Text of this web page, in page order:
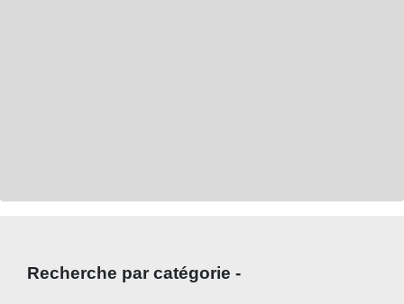
Recherche par catégorie -